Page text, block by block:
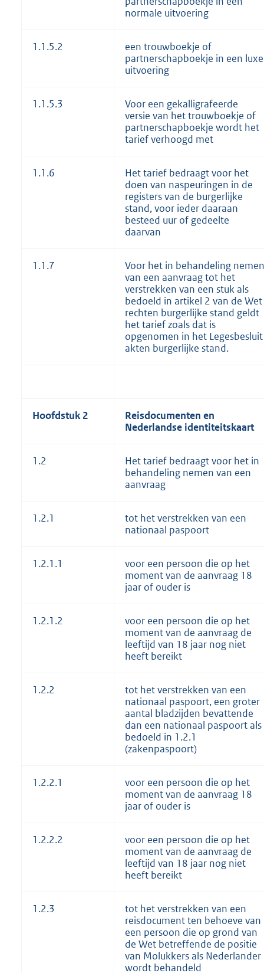
normale uitvoering
1.1.5.2
een trouwboekje of
partnerschapboekje in een luxe
uitvoering
1.1.5.3
Voor een gekalligrafeerde
versie van het trouwboekje of
partnerschapboekje wordt het
tarief verhoogd met
1.1.6
Het tarief bedraagt voor het
doen van naspeuringen in de
registers van de burgerlijke
stand, voor ieder daaraan
besteed uur of gedeelte
daarvan
1.1.7
Voor het in behandeling nemen
van een aanvraag tot het
verstrekken van een stuk als
bedoeld in artikel 2 van de Wet
rechten burgerlijke stand geldt
het tarief zoals dat is
opgenomen in het Legesbesluit
akten burgerlijke stand.
Hoofdstuk 2
Reisdocumenten en
Nederlandse identiteitskaart
1.2
Het tarief bedraagt voor het in
behandeling nemen van een
aanvraag
1.2.1
tot het verstrekken van een
nationaal paspoort
1.2.1.1
voor een persoon die op het
moment van de aanvraag 18
jaar of ouder is
1.2.1.2
voor een persoon die op het
moment van de aanvraag de
leeftijd van 18 jaar nog niet
heeft bereikt
1.2.2
tot het verstrekken van een
nationaal paspoort, een groter
aantal bladzijden bevattende
dan een nationaal paspoort als
bedoeld in 1.2.1
(zakenpaspoort)
1.2.2.1
voor een persoon die op het
moment van de aanvraag 18
jaar of ouder is
1.2.2.2
voor een persoon die op het
moment van de aanvraag de
leeftijd van 18 jaar nog niet
heeft bereikt
1.2.3
tot het verstrekken van een
reisdocument ten behoeve van
een persoon die op grond van
de Wet betreffende de positie
van Molukkers als Nederlander
wordt behandeld